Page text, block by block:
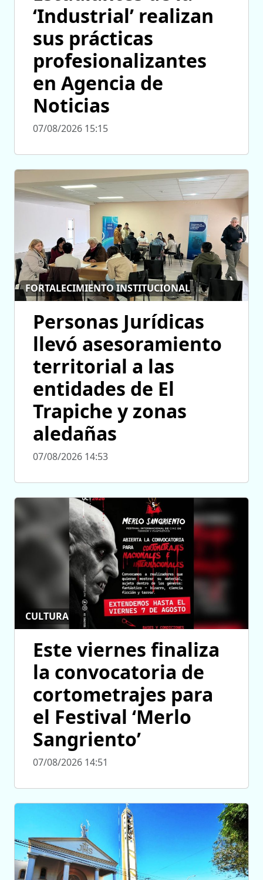
‘Industrial’ realizan
sus prácticas
profesionalizantes
en Agencia de
Noticias
07/08/2026 15:15
FORTALECIMIENTO INSTITUCIONAL
Personas Jurídicas
llevó asesoramiento
territorial a las
entidades de El
Trapiche y zonas
aledañas
07/08/2026 14:53
CULTURA
Este viernes finaliza
la convocatoria de
cortometrajes para
el Festival ‘Merlo
Sangriento’
07/08/2026 14:51